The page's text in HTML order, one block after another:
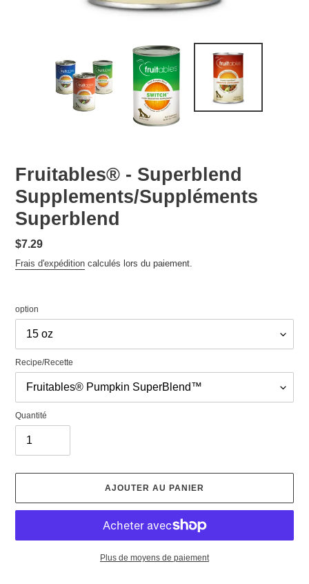
Fruitables® - Superblend
Supplements/Suppléments
Superblend
Prix
normal
$7.29
Frais d'expédition calculés lors du paiement.
option
Recipe/Recette
Quantité
AJOUTER AU PANIER
Plus de moyens de paiement